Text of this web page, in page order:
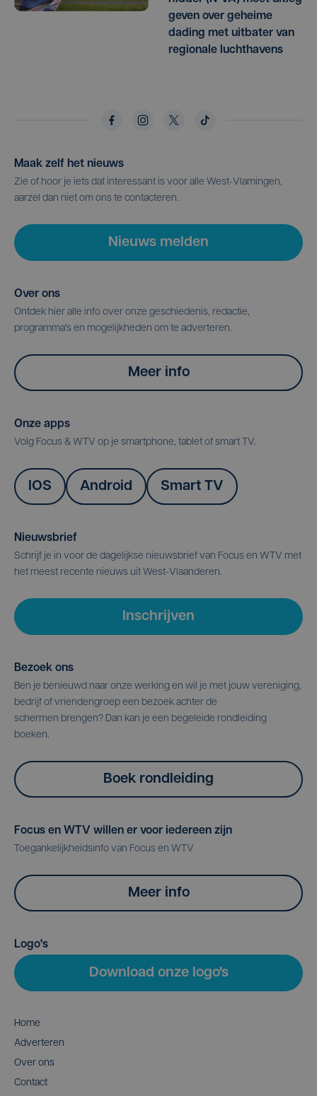
geven over geheime
dading met uitbater van
regionale luchthavens
Maak zelf het nieuws
Zie of hoor je iets dat interessant is voor alle West-Vlamingen,
aarzel dan niet om ons te contacteren.
Nieuws melden
Over ons
Ontdek hier alle info over onze geschiedenis, redactie,
programma's en mogelijkheden om te adverteren.
Meer info
Onze apps
Volg Focus & WTV op je smartphone, tablet of smart TV.
IOS Android Smart TV
Nieuwsbrief
Schrijf je in voor de dagelijkse nieuwsbrief van Focus en WTV met
het meest recente nieuws uit West-Vlaanderen.
Inschrijven
Bezoek ons
Ben je benieuwd naar onze werking en wil je met jouw vereniging,
bedrijf of vriendengroep een bezoek achter de
schermen brengen? Dan kan je een begeleide rondleiding
boeken.
Boek rondleiding
Focus en WTV willen er voor iedereen zijn
Toegankelijkheidsinfo van Focus en WTV
Meer info
Logo's
Download onze logo's
Home
Adverteren
Over ons
Contact